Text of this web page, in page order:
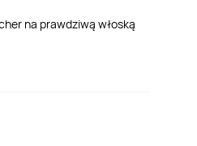
na prawdziwą włoską